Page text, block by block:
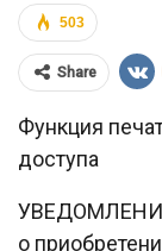
503
Share
Функция
доступа
о